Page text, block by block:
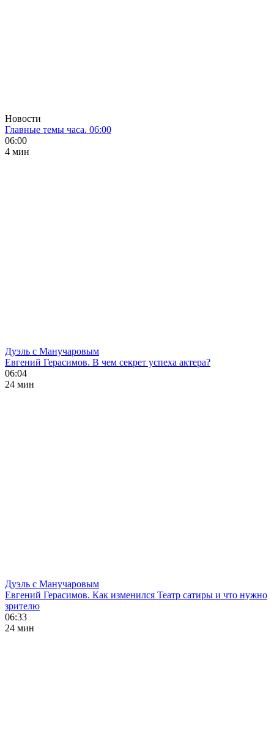
Новости
Главные темы часа. 06:00
06:00
4 мин
Дуэль с Манучаровым
Евгений Герасимов. В чем секрет успеха актера?
06:04
24 мин
Дуэль с Манучаровым
Евгений Герасимов. Как изменился Театр сатиры и что нужно
зрителю
06:33
24 мин